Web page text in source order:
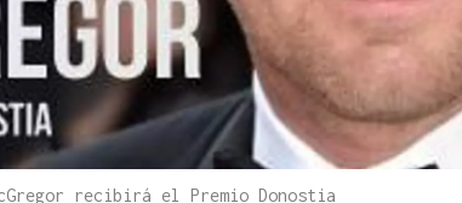
recibirá el Premio Donostia